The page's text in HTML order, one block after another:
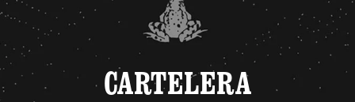
CARTELERA